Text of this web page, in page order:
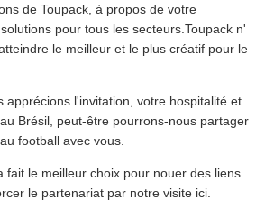
de Toupack, à propos de votre
pour tous les secteurs.Toupack n'
le meilleur et le plus créatif pour le
apprécions l'invitation, votre hospitalité et
Brésil, peut-être pourrons-nous partager
football avec vous.
fait le meilleur choix pour nouer des liens
le partenariat par notre visite ici.